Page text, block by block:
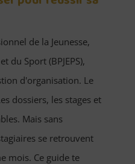
de la Jeunesse,
du Sport (BPJEPS),
d'organisation. Le
dossiers, les stages et
Mais sans
se retrouvent
mois. Ce guide te